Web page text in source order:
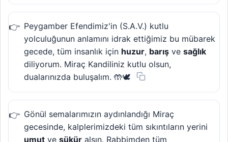
Peygamber Efendimiz'in (S.A.V.) kutlu
yolculuğunun anlamını idrak ettiğimiz bu mübarek
gecede, tüm insanlık için huzur, barış ve sağlık
diliyorum. Miraç Kandiliniz kutlu olsun,
dualarınızda buluşalım. 🤲🕊️
Gönül semalarımızın aydınlandığı Miraç
gecesinde, kalplerimizdeki tüm sıkıntıların yerini
umut ve şükür alsın. Rabbimden tüm